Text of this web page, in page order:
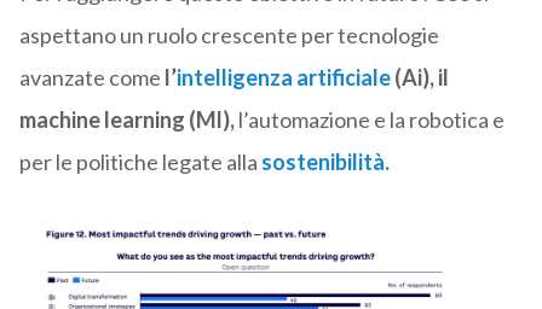
aspettano un ruolo crescente per tecnologie
avanzate come l’intelligenza artificiale(Ai), il
machine learning (Ml),l’automazione e la robotica e
per le politiche legate alla sostenibilità.